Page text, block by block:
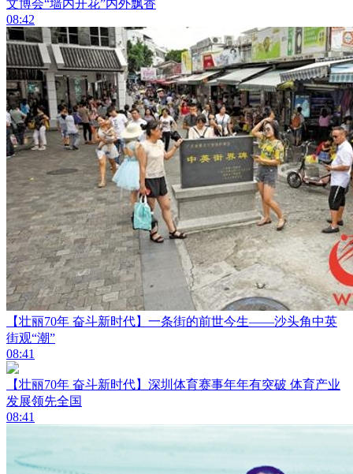
文博会“墙内开花”内外飘香
08:42
【壮丽70年 奋斗新时代】一条街的前世今生——沙头角中英
街观“潮”
08:41
【壮丽70年 奋斗新时代】深圳体育赛事年年有突破 体育产业
发展领先全国
08:41